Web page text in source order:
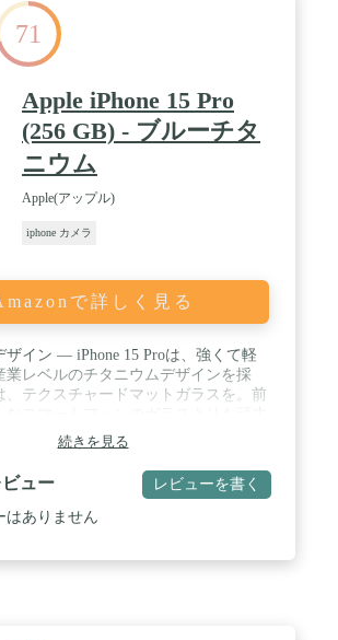
ラスレンズは、ゴースト画像、反射、
、その他のアーティファクトを最小限
/ 【必要なものがすべて揃っています
ンズキットには、頑丈な三脚と新しく
た携帯電話ホルダーが付属していま
アロンの望遠鏡レンズとして遠くの物
携帯電話に取り付けたり、三脚で安定
い瞬間を捉えることができます。 / ポ
いやすい:高品質の高度なガラスとハウ
り外し可能なクリップが携帯電話にし
されます。 ポケットやハンドバッグに
71
Apple iPhone 15 Pro
(256 GB) - ブルーチタ
ニウム
Apple(アップル)
iphone カメラ
で詳しく見る
ザイン — iPhone 15 Proは、強くて軽
業レベルのチタニウムデザインを採
、テクスチャードマットガラスを。前
を。防沫性能、耐水性能、防塵性能
す。 / 先進的なディスプレイ — 6.1イ
Retina XDRディスプレイはProMotionを
グラフィックス性能が必要な時は、
レッシュレートを上げます。Dynamic
続きを見る
ュー レビューを書く
はありません